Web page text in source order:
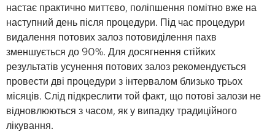
настає практично миттєво, поліпшення помітно вже на
наступний день після процедури. Під час процедури
видалення потових залоз потовиділення пахв
зменшується до 90%. Для досягнення стійких
результатів усунення потових залоз рекомендується
провести дві процедури з інтервалом близько трьох
місяців. Слід підкреслити той факт, що потові залози не
відновлюються з часом, як у випадку традиційного
лікування.